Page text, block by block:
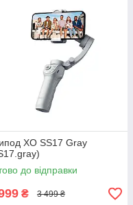
ХО SS17 Gray
до відправки
₴ 3 499 ₴